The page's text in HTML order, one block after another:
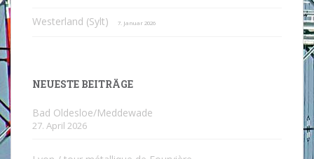
Westerland (Sylt) 7. Januar 2026
NEUESTE BEITRÄGE
Bad Oldesloe/Meddewade
27. April 2026